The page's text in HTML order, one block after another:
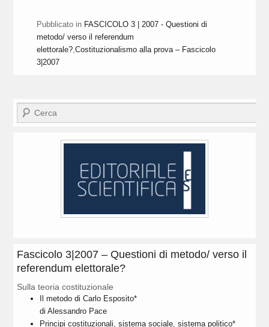
Pubblicato in FASCICOLO 3 | 2007 - Questioni di
metodo/ verso il referendum
elettorale?,Costituzionalismo alla prova – Fascicolo
3|2007
Cerca
Fascicolo 3|2007 – Questioni di metodo/ verso il
referendum elettorale?
Sulla teoria costituzionale
Il metodo di Carlo Esposito*
di Alessandro Pace
Principi costituzionali, sistema sociale, sistema politico*